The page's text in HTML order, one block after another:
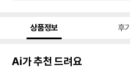
상품정보 후기
Ai가 추천 드려요